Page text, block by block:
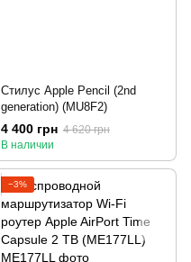
Стилус Apple Pencil (2nd
generation) (MU8F2)
4 400 грн 4 620 грн
В наличии
−3%